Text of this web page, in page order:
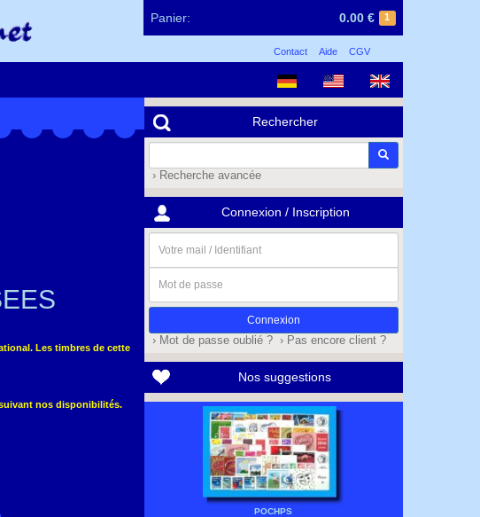
Panier: 1
0.00 €
Contact Aide CGV
Les timbres de cette
nos disponibilités.
Rechercher
› Recherche avancée
Connexion / Inscription
mail
/
Identifiant
de
passe
› Mot de passe oublié ? › Pas encore client ?
Nos suggestions
POCHPS